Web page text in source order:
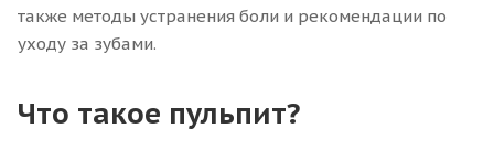
также методы устранения боли и рекомендации по
уходу за зубами.
Что такое пульпит?